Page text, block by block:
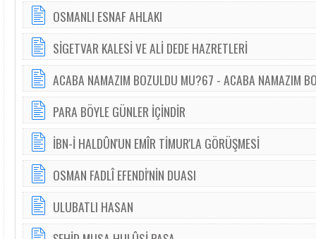
OSMANLI ESNAF AHLAKI
SİGETVAR KALESİ VE ALİ DEDE HAZRETLERİ
ACABA NAMAZIM BOZULDU MU?67 - ACABA NAMAZIM
PARA BÖYLE GÜNLER İÇİNDİR
İBN-İ HALDÛN'UN EMÎR TİMUR'LA GÖRÜŞMESİ
OSMAN FADLÎ EFENDİ'NİN DUASI
ULUBATLI HASAN